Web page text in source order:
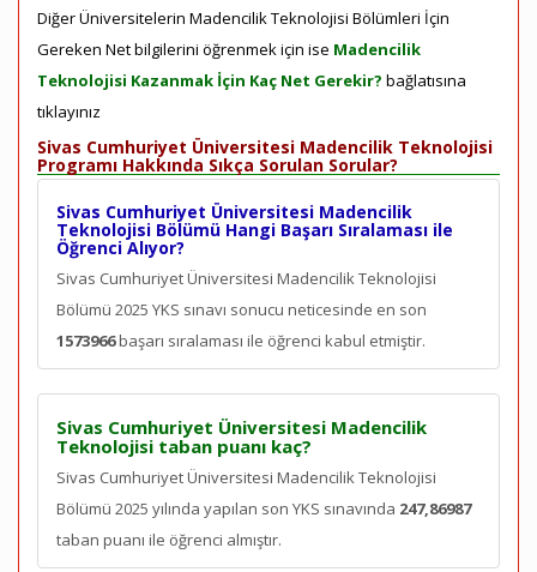
Diğer Üniversitelerin Madencilik Teknolojisi Bölümleri İçin
Gereken Net bilgilerini öğrenmek için ise Madencilik
Teknolojisi Kazanmak İçin Kaç Net Gerekir? bağlatısına
tıklayınız
Sivas Cumhuriyet Üniversitesi Madencilik Teknolojisi
Programı Hakkında Sıkça Sorulan Sorular?
Sivas Cumhuriyet Üniversitesi Madencilik
Teknolojisi Bölümü Hangi Başarı Sıralaması ile
Öğrenci Alıyor?
Sivas Cumhuriyet Üniversitesi Madencilik Teknolojisi
Bölümü 2025 YKS sınavı sonucu neticesinde en son
1573966başarı sıralaması ile öğrenci kabul etmiştir.
Sivas Cumhuriyet Üniversitesi Madencilik
Teknolojisi taban puanı kaç?
Sivas Cumhuriyet Üniversitesi Madencilik Teknolojisi
Bölümü 2025 yılında yapılan son YKS sınavında 247,86987
taban puanı ile öğrenci almıştır.